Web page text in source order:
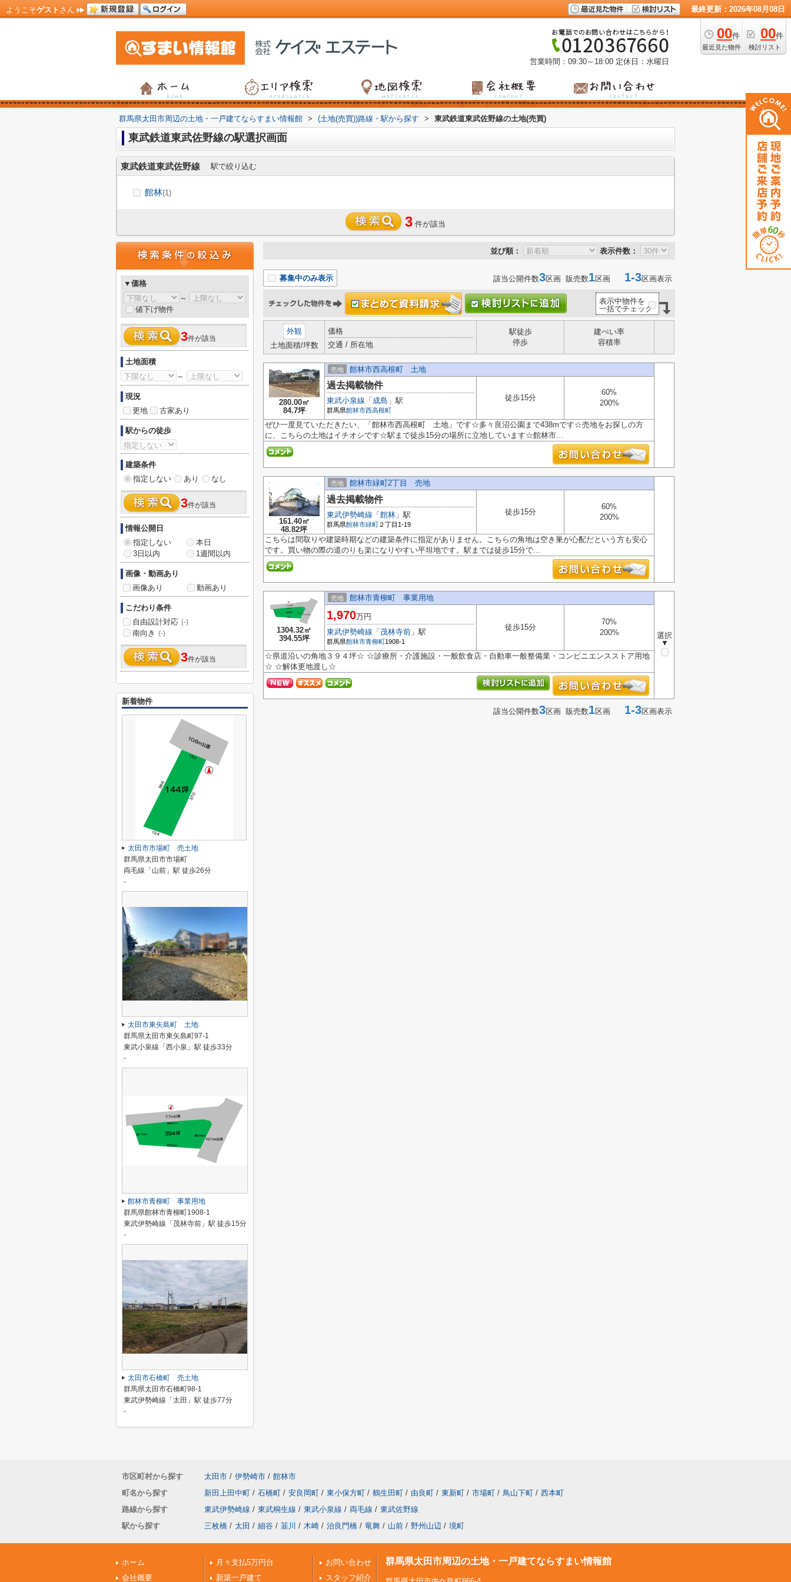
ようこそゲスト さん 最終更新：2026年08月08日
00件
最近見た物件
00件
検討リスト
営業時間：09:30～18:00 定休日：水曜日
群馬県太田市周辺の土地・一戸建てならすまい情報館 > (土地(売買))路線・駅から探す > 東武鉄道東武佐野線の土地(売買)
東武鉄道東武佐野線の駅選択画面
東武鉄道東武佐野線 駅で絞り込む
館林(1)
3 件が該当
並び順： 表示件数：
募集中のみ表示 該当公開件数3区画 販売数1区画 1-3区画表示
表示中物件を
一括でチェック
外観
土地面積/坪数
価格
交通 / 所在地
駅徒歩
停歩
建ぺい率
容積率
280.00㎡
84.7坪
売地 館林市西高根町 土地
過去掲載物件
東武小泉線 「 成島 」駅
群馬県館林市西高根町
徒歩15分
60%
200%
ぜひ一度見ていただきたい、「館林市西高根町 土地」です☆多々良沼公園まで438mです☆売地をお探しの方
に、こちらの土地はイチオシです☆駅まで徒歩15分の場所に立地しています☆館林市...
161.40㎡
48.82坪
売地 館林市緑町2丁目 売地
過去掲載物件
東武伊勢崎線 「 館林 」駅
群馬県館林市緑町 ２丁目1-19
徒歩15分
60%
200%
こちらは間取りや建築時期などの建築条件に指定がありません。こちらの角地は空き巣が心配だという方も安心
です。買い物の際の道のりも楽になりやすい平坦地です。駅までは徒歩15分で...
1304.32㎡
394.55坪
売地 館林市青柳町 事業用地
選択
▼
1,970万円
東武伊勢崎線 「 茂林寺前 」駅
群馬県館林市青柳町1908-1
徒歩15分
70%
200%
☆県道沿いの角地３９４坪☆ ☆診療所・介護施設・一般飲食店・自動車一般整備業・コンビニエンスストア用地
☆ ☆解体更地渡し☆
該当公開件数3区画 販売数1区画 1-3区画表示
▼価格
～
値下げ物件
3件が該当
土地面積
～
現況
更地
古家あり
駅からの徒歩
建築条件
指定しない
あり なし
3件が該当
情報公開日
指定しない
本日
3日以内
1週間以内
画像・動画あり
画像あり
動画あり
こだわり条件
自由設計対応 (-)
南向き (-)
3件が該当
新着物件
太田市市場町 売土地
群馬県太田市市場町
両毛線「山前」駅 徒歩26分
-
太田市東矢島町 土地
群馬県太田市東矢島町97-1
東武小泉線「西小泉」駅 徒歩33分
-
館林市青柳町 事業用地
群馬県館林市青柳町1908-1
東武伊勢崎線「茂林寺前」駅 徒歩15分
-
太田市石橋町 売土地
群馬県太田市石橋町98-1
東武伊勢崎線「太田」駅 徒歩77分
-
市区町村から探す 太田市 / 伊勢崎市 / 館林市
町名から探す
新田上田中町 / 石橋町 / 安良岡町 / 東小保方町 / 鶴生田町 / 由良町 / 東新町 / 市場町 / 鳥山下町 / 西本町
路線から探す
東武伊勢崎線 / 東武桐生線 / 東武小泉線 / 両毛線 / 東武佐野線
駅から探す
三枚橋 / 太田 / 細谷 / 韮川 / 木崎 / 治良門橋 / 竜舞 / 山前 / 野州山辺 / 境町
ホーム
会社概要
月々支払5万円台
新築一戸建て
お問い合わせ
スタッフ紹介
群馬県太田市周辺の土地・一戸建てならすまい情報館